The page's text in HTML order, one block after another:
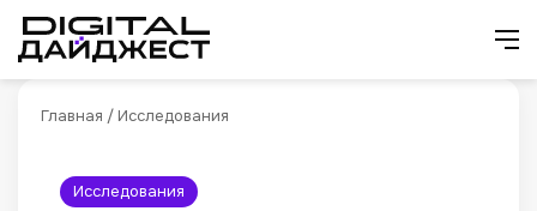
Главная / Исследования
Исследования